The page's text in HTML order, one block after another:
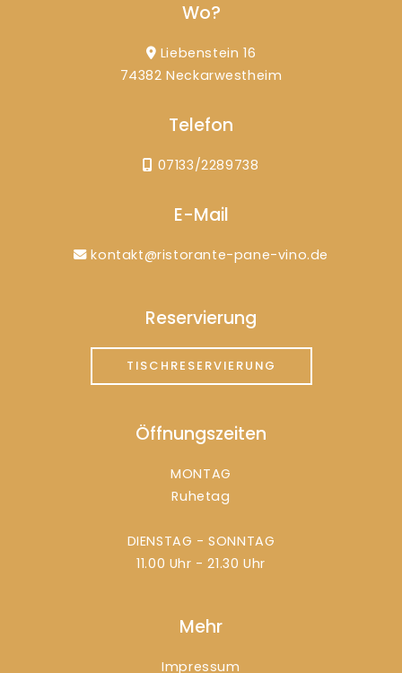
Wo?
Liebenstein 16
74382 Neckarwestheim
Telefon
07133/2289738
E-Mail
kontakt@ristorante-pane-vino.de
Reservierung
TISCHRESERVIERUNG
Öffnungszeiten
MONTAG
Ruhetag
DIENSTAG - SONNTAG
11.00 Uhr - 21.30 Uhr
Mehr
Impressum